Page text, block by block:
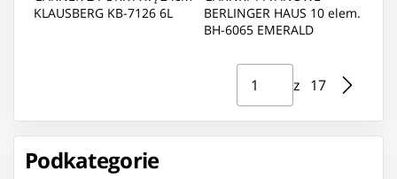
Podkategorie
KLAUSBERG KB-7126 6L
BERLINGER HAUS 10 elem.
BH-6065 EMERALD
Strona ⁨1⁩ z ⁨17⁩
z ⁨17⁩
Przejdź do strony